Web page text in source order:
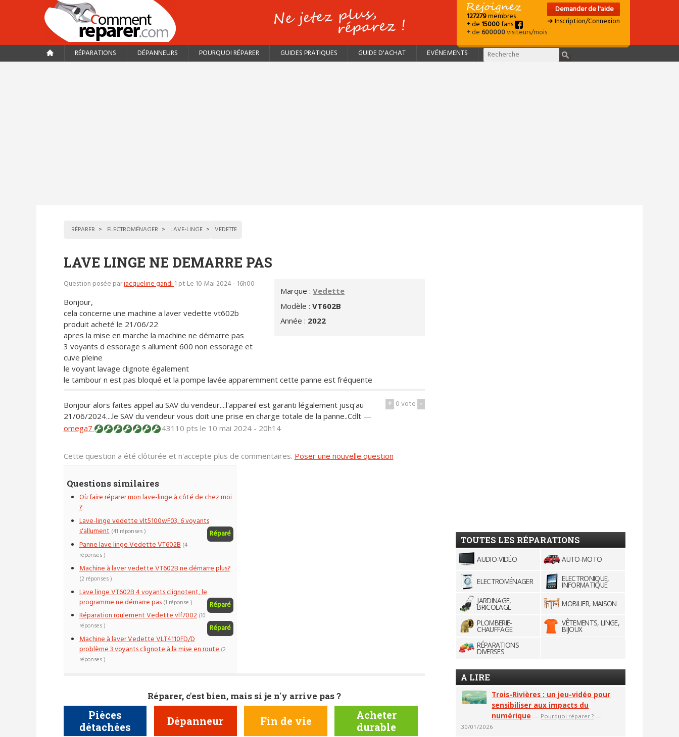
127279membres
+ de15000fans
+ de600000visiteurs/mois
Demander de l'aide
➜ Inscription/Connexion
RÉPARATIONS DÉPANNEURS POURQUOI RÉPARER GUIDES PRATIQUES GUIDE D'ACHAT EVÉNEMENTS
RÉPARER ELECTROMÉNAGER LAVE-LINGE VEDETTE
LAVE LINGE NE DEMARRE PAS
Marque :Vedette
Modèle :VT602B
Année : 2022
Question posée parjacqueline gandi1 pt Le 10 Mai 2024 - 16h00
Bonjour,
cela concerne une machine a laver vedette vt602b
produit acheté le 21/06/22
apres la mise en marche la machine ne démarre pas
3 voyants d essorage s allument 600 non essorage et
cuve pleine
le voyant lavage clignote également
le tambour n est pas bloqué et la pompe lavée apparemment cette panne est fréquente
+ 0vote -
Bonjour alors faites appel au SAV du vendeur....l'appareil est garanti légalement jusq'au
21/06/2024....le SAV du vendeur vous doit une prise en charge totale de la panne..Cdlt —
omega7
43110 pts le 10 mai 2024 - 20h14
Cette question a été clôturée et n'accepte plus de commentaires. Poser une nouvelle question
Questions similaires
Où faire réparer mon lave-linge à côté de chez moi
?
Lave-linge vedette vlt5100wF03, 6 voyants
s'allument
Réparé
(41 réponses )
Panne lave linge Vedette VT602B (4
réponses )
Machine à laver vedette VT602B ne démarre plus?
(2 réponses )
Lave linge VT602B 4 voyants clignotent, le
programme ne démarre pas
Réparé
(1 réponse )
Réparation roulement Vedette vlf7002
Réparé
(10
réponses )
Machine à laver Vedette VLT4110FD/D
problème 3 voyants clignote à la mise en route(2
réponses )
Réparer, c'est bien, mais si je n'y arrive pas ?
Pièces
détachées
Dépanneur Fin de vie
Acheter
durable
TOUTES LES RÉPARATIONS
AUDIO-VIDÉO AUTO-MOTO
ELECTROMÉNAGER ELECTRONIQUE,
INFORMATIQUE
JARDINAGE,
BRICOLAGE
MOBILIER, MAISON
PLOMBERIE-
CHAUFFAGE
VÊTEMENTS, LINGE,
BIJOUX
RÉPARATIONS
DIVERSES
A LIRE
Trois-Rivières : un jeu-vidéo pour
sensibiliser aux impacts du
numérique — Pourquoi réparer ? —
30/01/2026